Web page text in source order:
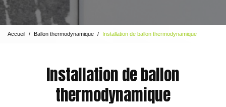
Accueil Ballon thermodynamique Installation de ballon thermodynamique
Installation de ballon
thermodynamique